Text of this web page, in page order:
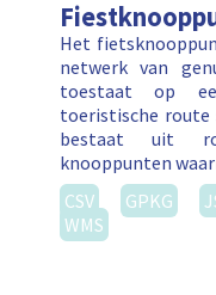
Het
netwerk van
toestaat op
toeristische
bestaat uit
knooppunten
CSV
GPKG
WMS